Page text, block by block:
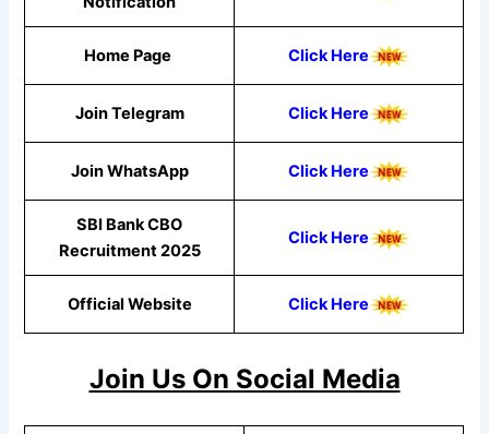
Home Page Click Here
Join Telegram Click Here
Join WhatsApp ClickHere
SBI Bank CBO
Recruitment 2025
Click Here
Official Website Click Here
Join Us On Social Media